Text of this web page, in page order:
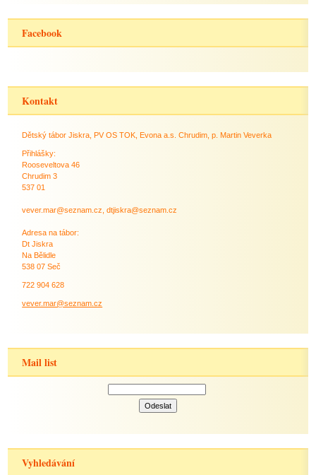
Facebook
Kontakt
Dětský tábor Jiskra, PV OS TOK, Evona a.s. Chrudim, p. Martin Veverka
Přihlášky:
Rooseveltova 46
Chrudim 3
537 01
vever.mar@seznam.cz, dtjiskra@seznam.cz
Adresa na tábor:
Dt Jiskra
Na Bělidle
538 07 Seč
722 904 628
vever.mar@seznam.cz
Mail list
Vyhledávání